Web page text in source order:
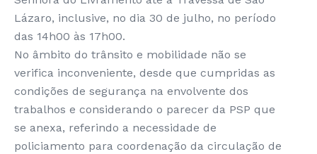
Lázaro, inclusive, no dia 30 de julho, no período
das 14h00 às 17h00.
No âmbito do trânsito e mobilidade não se
verifica inconveniente, desde que cumpridas as
condições de segurança na envolvente dos
trabalhos e considerando o parecer da PSP que
se anexa, referindo a necessidade de
policiamento para coordenação da circulação de